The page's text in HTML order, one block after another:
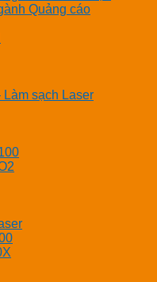
Quảng cáo
Làm sạch Laser